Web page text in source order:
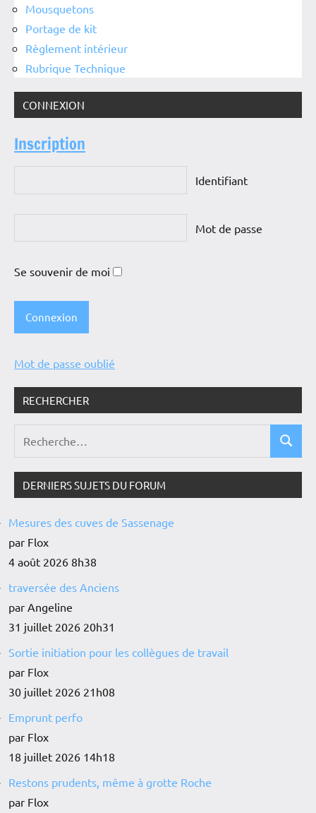
Mousquetons
Portage de kit
Règlement intérieur
Rubrique Technique
CONNEXION
Inscription
Identifiant
Mot de passe
Se souvenir de moi
Mot de passe oublié
RECHERCHER
DERNIERS SUJETS DU FORUM
Mesures des cuves de Sassenage
par Flox
4 août 2026 8h38
traversée des Anciens
par Angeline
31 juillet 2026 20h31
Sortie initiation pour les collègues de travail
par Flox
30 juillet 2026 21h08
Emprunt perfo
par Flox
18 juillet 2026 14h18
Restons prudents, même à grotte Roche
par Flox